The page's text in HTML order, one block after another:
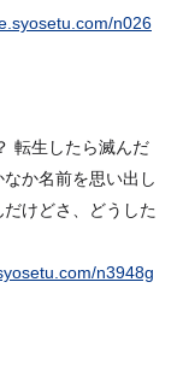
n026
転生したら滅んだ
か名前を思い出し
けどさ、どうした
n3948g